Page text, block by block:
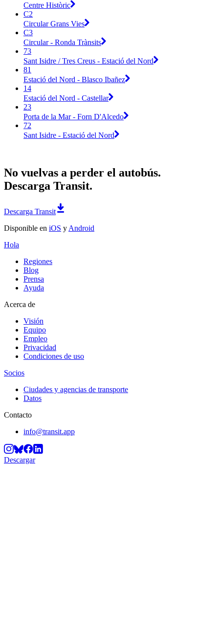
Centre Històric
C2
Circular Grans Vies
C3
Circular - Ronda Trànsits
73
Sant Isidre / Tres Creus - Estació del Nord
81
Estació del Nord - Blasco Ibañez
14
Estació del Nord - Castellar
23
Porta de la Mar - Forn D'Alcedo
72
Sant Isidre - Estació del Nord
No vuelvas a perder el autobús.
Descarga Transit.
Descarga Transit
Disponible en iOS y Android
Hola
Regiones
Blog
Prensa
Ayuda
Acerca de
Visión
Equipo
Empleo
Privacidad
Condiciones de uso
Socios
Ciudades y agencias de transporte
Datos
Contacto
info@transit.app
Descargar